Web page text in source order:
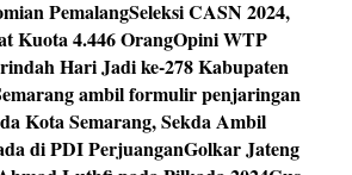
PemalangSeleksi CASN 2024,
Kuota 4.446 OrangOpini WTP
Hari Jadi ke-278 Kabupaten
ambil formulir penjaringan
Kota Semarang, Sekda Ambil
di PDI PerjuanganGolkar Jateng